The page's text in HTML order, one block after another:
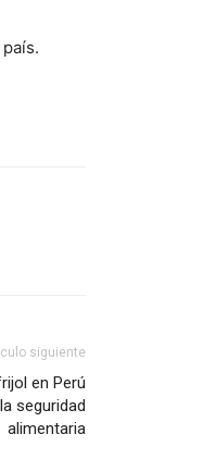
siguiente
en Perú
seguridad
alimentaria